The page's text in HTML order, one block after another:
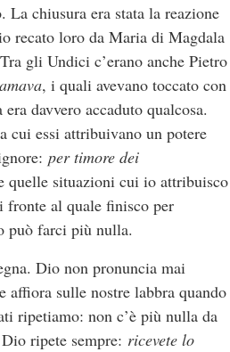
La chiusura era stata la reazione
recato loro da Maria di Magdala
gli Undici c’erano anche Pietro
, i quali avevano toccato con
davvero accaduto qualcosa.
cui essi attribuivano un potere
per timore dei
quelle situazioni cui io attribuisco
fronte al quale finisco per
può farci più nulla.
Dio non pronuncia mai
affiora sulle nostre labbra quando
ripetiamo: non c’è più nulla da
ripete sempre: ricevete lo